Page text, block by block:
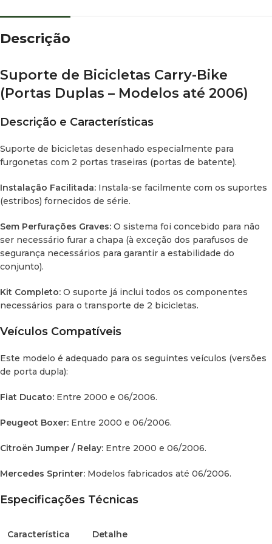
Mercedes Sprinter:Modelos fabricados até 06/2006.
Especificações Técnicas
Característica Detalhe
Peso do
portas
suporte
Descrição
Suporte de Bicicletas Carry-Bike
(Portas Duplas – Modelos até 2006)
Descrição e Características
Suporte de bicicletas desenhado especialmente para
furgonetas com 2 portas traseiras (portas de batente).
Instalação Facilitada: Instala-se facilmente com os suportes
(estribos) fornecidos de série.
Sem Perfurações Graves: O sistema foi concebido para não
ser necessário furar a chapa (à exceção dos parafusos de
segurança necessários para garantir a estabilidade do
conjunto).
Kit Completo: O suporte já inclui todos os componentes
necessários para o transporte de 2 bicicletas.
Veículos Compatíveis
Este modelo é adequado para os seguintes veículos (versões
de porta dupla):
Fiat Ducato: Entre 2000 e 06/2006.
Peugeot Boxer: Entre 2000 e 06/2006.
Citroën Jumper / Relay: Entre 2000 e 06/2006.
Mercedes Sprinter: Modelos fabricados até 06/2006.
Especificações Técnicas
Característica Detalhe